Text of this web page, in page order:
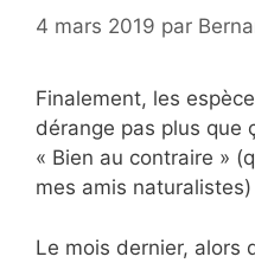
4 mars 2019 par
Finalement, les
dérange pas plus que
« Bien au contraire »
mes amis naturalistes)
Le mois dernier, alors